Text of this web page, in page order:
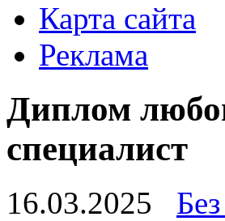
Карта сайта
Реклама
Диплом
специалист
16.03.2025